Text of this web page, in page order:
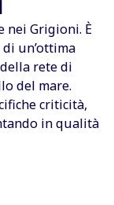
nei Grigioni. È
un’ottima
rete di
del mare.
criticità,
in qualità